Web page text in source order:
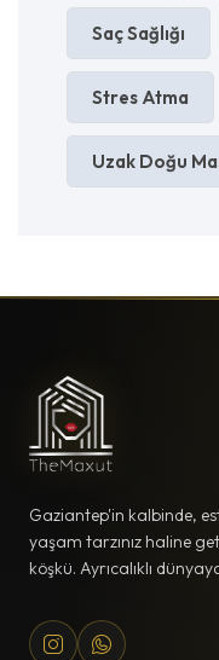
Saç Sağlığı
Stres Atma
Uzak Doğu
Gaziantep'in kalbinde,
yaşam tarzınız haline
köşkü. Ayrıcalıklı